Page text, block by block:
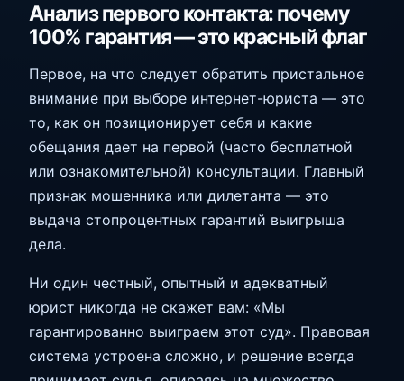
Анализ первого контакта: почему
100% гарантия — это красный флаг
Первое, на что следует обратить пристальное
внимание при выборе интернет-юриста — это
то, как он позиционирует себя и какие
обещания дает на первой (часто бесплатной
или ознакомительной) консультации. Главный
признак мошенника или дилетанта — это
выдача стопроцентных гарантий выигрыша
дела.
Ни один честный, опытный и адекватный
юрист никогда не скажет вам: «Мы
гарантированно выиграем этот суд». Правовая
система устроена сложно, и решение всегда